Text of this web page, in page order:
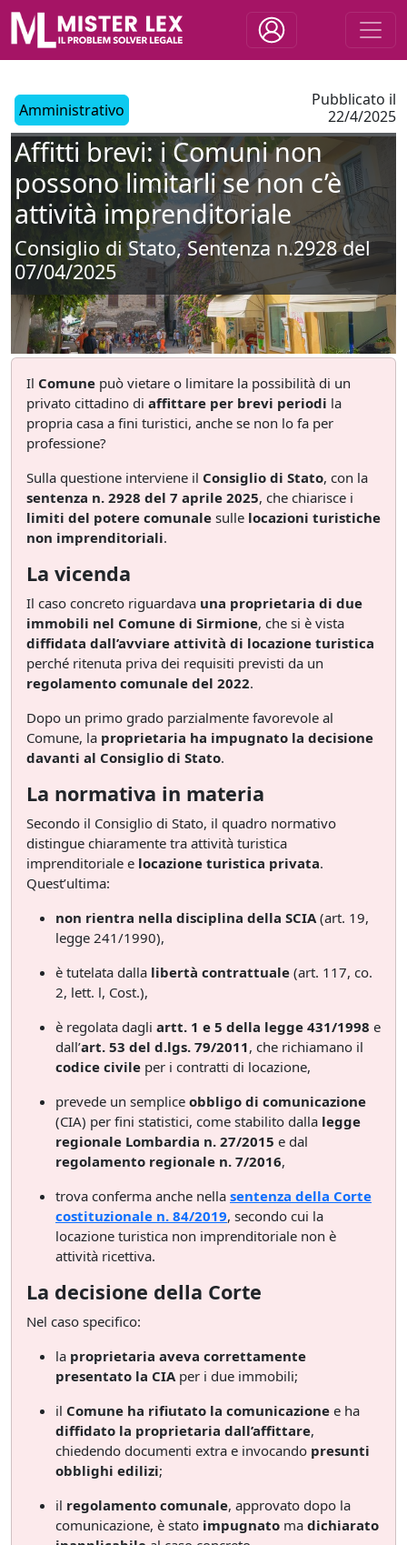
Amministrativo
Pubblicato il
22/4/2025
Affitti brevi: i Comuni non
possono limitarli se non c’è
attività imprenditoriale
Consiglio di Stato, Sentenza n.2928 del
07/04/2025
Il Comune può vietare o limitare la possibilità di un
privato cittadino di affittare per brevi periodi la
propria casa a fini turistici, anche se non lo fa per
professione?
Sulla questione interviene il Consiglio di Stato, con la
sentenza n. 2928 del 7 aprile 2025, che chiarisce i
limiti del potere comunale sulle locazioni turistiche
non imprenditoriali.
La vicenda
Il caso concreto riguardava una proprietaria di due
immobili nel Comune di Sirmione, che si è vista
diffidata dall’avviare attività di locazione turistica
perché ritenuta priva dei requisiti previsti da un
regolamento comunale del 2022.
Dopo un primo grado parzialmente favorevole al
Comune, la proprietaria ha impugnato la decisione
davanti al Consiglio di Stato.
La normativa in materia
Secondo il Consiglio di Stato, il quadro normativo
distingue chiaramente tra attività turistica
imprenditoriale e locazione turistica privata.
Quest’ultima:
non rientra nella disciplina della SCIA (art. 19,
legge 241/1990),
è tutelata dalla libertà contrattuale (art. 117, co.
2, lett. l, Cost.),
è regolata dagli artt. 1 e 5 della legge 431/1998 e
dall’art. 53 del d.lgs. 79/2011, che richiamano il
codice civile per i contratti di locazione,
prevede un semplice obbligo di comunicazione
(CIA) per fini statistici, come stabilito dalla legge
regionale Lombardia n. 27/2015 e dal
regolamento regionale n. 7/2016,
trova conferma anche nella sentenza della Corte
costituzionale n. 84/2019, secondo cui la
locazione turistica non imprenditoriale non è
attività ricettiva.
La decisione della Corte
Nel caso specifico:
la proprietaria aveva correttamente
presentato la CIA per i due immobili;
il Comune ha rifiutato la comunicazione e ha
diffidato la proprietaria dall’affittare,
chiedendo documenti extra e invocando presunti
obblighi edilizi;
il regolamento comunale, approvato dopo la
comunicazione, è stato impugnato ma dichiarato